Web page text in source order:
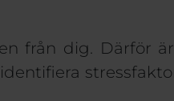
från dig. Därför